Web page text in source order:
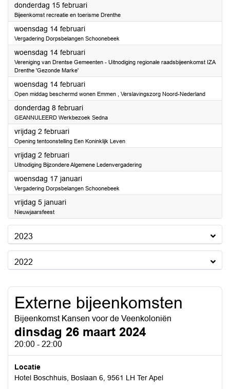
donderdag 15 februari2024
Bijeenkomst recreatie en toerisme Drenthe
woensdag 14 februari2024
Vergadering Dorpsbelangen Schoonebeek
woensdag 14 februari2024
Vereniging van Drentse Gemeenten - Uitnodiging regionale raadsbijeenkomst IZA
Drenthe 'Gezonde Marke'
woensdag 14 februari2024
Open middag beschermd wonen Emmen , Verslavingszorg Noord-Nederland
donderdag 8 februari2024
GEANNULEERD Werkbezoek Sedna
vrijdag 2 februari2024
Opening tentoonstelling Een Koninklijk Leven
vrijdag 2 februari2024
Uitnodiging Bijzondere Algemene Ledenvergadering
woensdag 17 januari2024
Vergadering Dorpsbelangen Schoonebeek
vrijdag 5 januari2024
Nieuwjaarsfeest
2023
2022
Externe bijeenkomsten
Bijeenkomst Kansen voor de Veenkoloniën
dinsdag 26 maart 2024
20:00 - 22:00
Locatie
Hotel Boschhuis, Boslaan 6, 9561 LH Ter Apel